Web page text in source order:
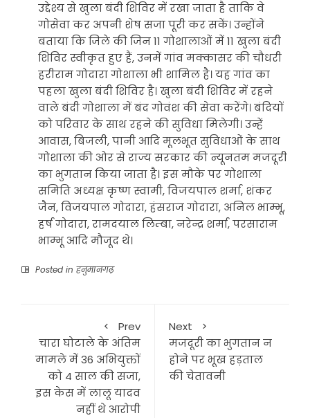
उद्देश्य से खुला बंदी शिविर में रखा जाता है ताकि वे
गोसेवा कर अपनी शेष सजा पूरी कर सकें। उन्होंने
बताया कि जिले की जिन 11 गोशालाओं में 11 खुला बंदी
शिविर स्वीकृत हुए हैं, उनमें गांव मक्कासर की चौधरी
हरीराम गोदारा गोशाला भी शामिल है। यह गांव का
पहला खुला बंदी शिविर है। खुला बंदी शिविर में रहने
वाले बंदी गोशाला में बंद गोवंश की सेवा करेंगे। बंदियों
को परिवार के साथ रहने की सुविधा मिलेगी। उन्हें
आवास, बिजली, पानी आदि मूलभूत सुविधाओं के साथ
गोशाला की ओर से राज्य सरकार की न्यूनतम मजदूरी
का भुगतान किया जाता है। इस मौके पर गोशाला
समिति अध्यक्ष कृष्ण स्वामी, विजयपाल शर्मा, शंकर
जैन, विजयपाल गोदारा, हंसराज गोदारा, अनिल भाम्भू,
हर्ष गोदारा, रामदयाल लिम्बा, नरेन्द्र शर्मा, परसाराम
भाम्भू आदि मौजूद थे।
Posted in हनुमानगढ़
Prev
चारा घोटाले के अंतिम
मामले में 36 अभियुक्तों
को 4 साल की सजा,
इस केस में लालू यादव
नहीं थे आरोपी
Next
मजदूरी का भुगतान न
होने पर भूख हड़ताल
की चेतावनी